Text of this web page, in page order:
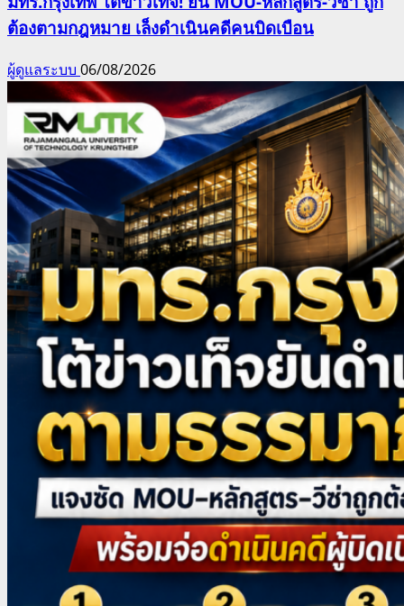
ต้องตามกฎหมาย เล็งดำเนินคดีคนบิดเบือน
ผู้ดูแลระบบ 06/08/2026